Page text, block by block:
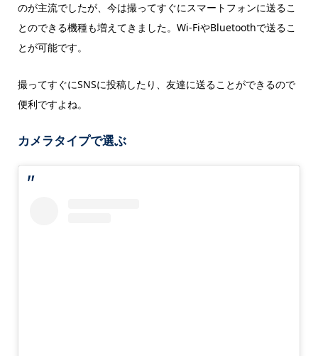
のが主流でしたが、今は撮ってすぐにスマートフォンに送るこ
とのできる機種も増えてきました。Wi-FiやBluetoothで送るこ
とが可能です。
撮ってすぐにSNSに投稿したり、友達に送ることができるので
便利ですよね。
カメラタイプで選ぶ